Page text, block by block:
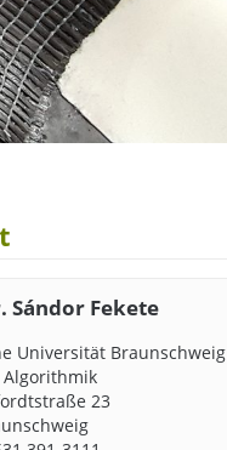
Sándor Fekete
Universität Braunschweig
23